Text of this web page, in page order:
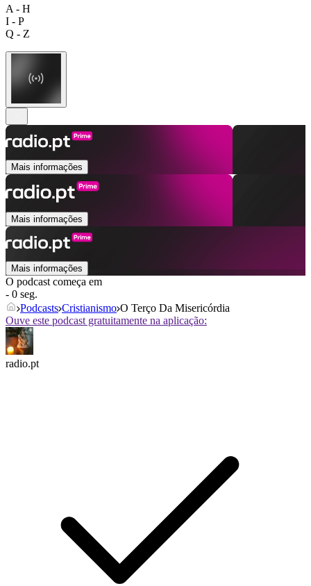
A - H
I - P
Q - Z
Mais informações
Mais informações
Mais informações
O podcast começa em
- 0 seg.
Podcasts Cristianismo O Terço Da Misericórdia
Ouve este podcast gratuitamente na aplicação:
radio.pt